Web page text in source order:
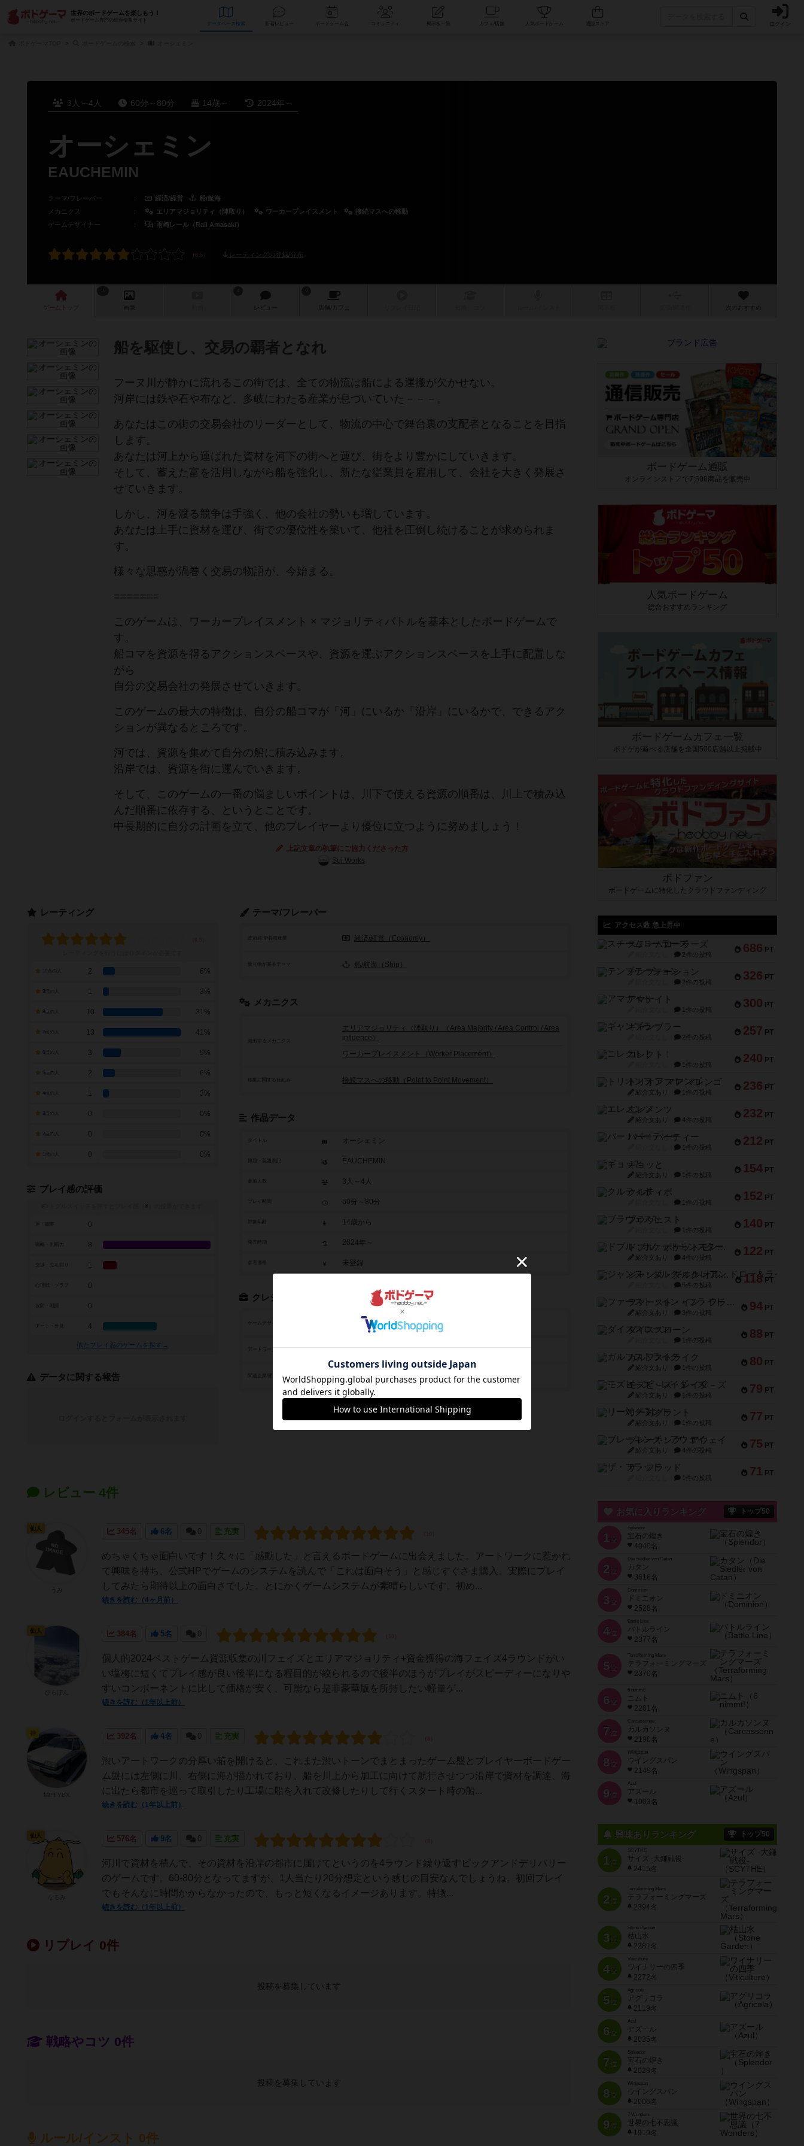
世界のボードゲームを楽しもう！
ボードゲーム専門の総合情報サイト
データベース コミュニティ 人気ボードゲーム ログイン
3人～4人 60分～80分 14歳～ 2024年～
オーシェミン
EAUCHEMIN
テーマ/フレーバー ： 経済/経営
船/航海
メカニクス
： エリアマジョリティ（陣取り） ワーカープレイスメント
接続マスへの移動
ゲームデザイナー
： 雨崎レール（Rail Amasaki）
レーティングの登録/分布
ゲーム 画像 レビュー 店舗/ カフェ 次のおすすめ
船を駆使し、交易の覇者となれ
フーヌ川が静かに流れるこの街では、全ての物流は船による運搬が欠かせない。
河岸には鉄や石や布など、多岐にわたる産業が息づいていた－－－。
あなたはこの街の交易会社のリーダーとして、物流の中心で舞台裏の支配者となることを目指
します。
あなたは河上から運ばれた資材を河下の街へと運び、街をより豊かにしていきます。
そして、蓄えた富を活用しながら船を強化し、新たな従業員を雇用して、会社を大きく発展さ
せていきます。
しかし、河を渡る競争は手強く、他の会社の勢いも増しています。
あなたは上手に資材を運び、街での優位性を築いて、他社を圧倒し続けることが求められま
す。
様々な思惑が渦巻く交易の物語が、今始まる。
=======
このゲームは、ワーカープレイスメント × マジョリティバトルを基本としたボードゲームで
す。
船コマを資源を得るアクションスペースや、資源を運ぶアクションスペースを上手に配置しな
がら
自分の交易会社の発展させていきます。
このゲームの最大の特徴は、自分の船コマが「河」にいるか「沿岸」にいるかで、できるアク
ションが異なるところです。
河では、資源を集めて自分の船に積み込みます。
沿岸では、資源を街に運んでいきます。
そして、このゲームの一番の悩ましいポイントは、川下で使える資源の順番は、川上で積み込
んだ順番に依存する、というとことです。
中長期的に自分の計画を立て、他のプレイヤーより優位に立つように努めましょう！
上記文章の執筆にご協力くださった方
Sui Works
テーマ/フレーバー
政治経済/各種産業 経済/経営（Economy）
乗り物が基本テーマ 船/航海（Ship）
メカニクス
頻出するメカニクス
エリアマジョリティ（陣取り）（Area Majority / Area Control / Area
influence）
ワーカープレイスメント（Worker Placement）
移動に関する仕組み 接続マスへの移動（Point to Point Movement）
作品データ
タイトル オーシェミン
EAUCHEMIN
参加人数 3人～4人
60分～80分
14歳から
2024年～
参考価格 未登録
クレジット
ゲームデザイン 雨崎レール（Rail Amasaki）
アートワーク みやのせ なつみ（Natsumi Miyanose）
スイワークス（Sui Works）
レーティング
2 6%
1 3%
10 31%
7点の人 13 41%
3 9%
2 6%
1 3%
0 0%
0 0%
0 0%
プレイ感の評価
※
0
戦略・判断力 8
1
0
0
アート・外見 4
似たプレイ感のゲームを探す→
データに関する報告
レビュー 4件
345名 6名 0 充実
めちゃくちゃ面白いです！久々に「感動した」と言えるボードゲームに出会えました。アートワークに惹かれ
て興味を持ち、公式HPでゲームのシステムを読んで「これは面白そう」と感じすぐさま購入。実際にプレイ
してみたら期待以上の面白さでした。とにかくゲームシステムが素晴らしいです。初め...
続きを読む（4ヶ月前）
仙人
384名 5名 0
個人的2024ベストゲーム資源収集の川フェイズとエリアマジョリティ+資金獲得の海フェイズ4ラウンドがい
い塩梅に短くてプレイ感が良い後半になる程目的が絞られるので後半のほうがプレイがスピーディーになりや
すいコンポーネントに比して価格が安く、可能なら是非豪華版を所持したい軽量ゲ...
続きを読む（1年以上前）
仙人
392名 4名 0 充実
渋いアートワークの分厚い箱を開けると、これまた渋いトーンでまとまったゲーム盤とプレイヤーボードゲー
ム盤には左側に川、右側に海が描かれており、船を川上から加工に向けて航行させつつ沿岸で資材を調達、海
に出たら都市を巡って取引したり工場に船を入れて改修したりして行くスタート時の船...
続きを読む（1年以上前）
576名 9名 0 充実
河川で資材を積んで、その資材を沿岸の都市に届けてというのを4ラウンド繰り返すピックアンドデリバリー
のゲームです。60-80分となってますが、1人当たり20分想定という感じの目安なんでしょうね。初回プレイ
でもそんなに時間かからなかったので、もっと短くなるイメージあります。特徴...
続きを読む（1年以上前）
仙人
リプレイ 0件
投稿を募集しています
戦略やコツ 0件
投稿を募集しています
ルール/インスト 0件
ボードゲーム通販
オンラインストアで7,500商品を販売中
人気ボードゲーム
総合おすすめランキング
ボードゲームカフェ一覧
ボドゲが遊べる店舗を全国500店舗以上掲載中
ボドファン
ボードゲームに特化したクラウドファンディング
アクセス数 急上昇中
686 PT
スチームローラーズ
2件の投稿
326 PT
テンプテーション
2件の投稿
300 PT
アマナイト
1件の投稿
257 PT
ギャンブラー
2件の投稿
240 PT
コレクト！
1件の投稿
236 PT
トリオンフ ア マレンゴ
紹介文あり 1件の投稿
232 PT
エレメンツ
紹介文あり 4件の投稿
212 PT
バー！パーティー
1件の投稿
154 PT
ギョッと
紹介文あり 1件の投稿
152 PT
クルティボ
1件の投稿
140 PT
ブラヴェスト
1件の投稿
122 PT
ドブル：ポケットモンスター
紹介文あり 4件の投稿
118 PT
ジャンヌ・ダルク-オルレアン ドロー＆ライト
5件の投稿
94 PT
ファースト・イン・フライト
紹介文あり 3件の投稿
88 PT
ダイススローン
1件の投稿
80 PT
ガルフストライク
紹介文あり 1件の投稿
79 PT
モズビ－ズ・レイダ－ズ
紹介文あり 1件の投稿
77 PT
リー対グラント
紹介文あり 1件の投稿
75 PT
ブレーキング・アウェイ
紹介文あり 4件の投稿
71 PT
ザ・フラッド
1件の投稿
お気に入りランキング トップ50
1 位
宝石の煌き
4040名
2 位
Die Siedler von Catan
カタン
3616名
3 位
ドミニオン
2528名
4位
Battle Line
バトルライン
2377名
5 位
Terraforming Mars
テラフォーミングマーズ
2370名
6 位
ニムト
2201名
7 位
Carcassonne
カルカソンヌ
2190名
8 位
Wingspan
ウイングスパン
2149名
9 位
Azul
アズール
1903名
興味ありランキング トップ50
1位
SCYTHE
サイズ -大鎌戦役-
2415名
2位
Terraforming Mars
テラフォーミングマーズ
2394名
3位
Stone Garden
枯山水
2281名
4位
Viticulture
ワイナリーの四季
2272名
5位
Agricola
アグリコラ
2119名
6位
Azul
アズール
2035名
7位
宝石の煌き
2028名
8位
Wingspan
ウイングスパン
2006名
9位
7 Wonders
世界の七不思議
1919名